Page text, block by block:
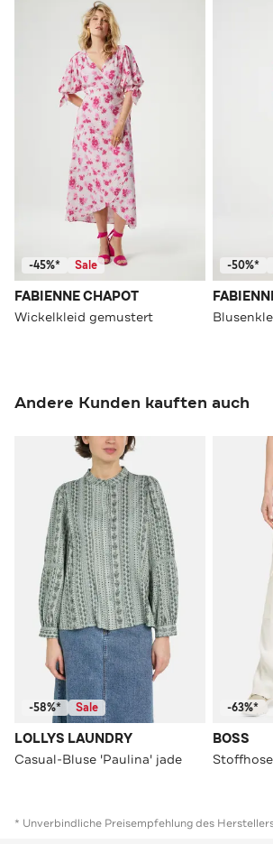
-45%* Sale
FABIENNE CHAPOT
Wickelkleid gemustert
-50%*
Andere Kunden kauften auch
-58%* Sale
LOLLYS LAUNDRY
Casual-Bluse 'Paulina' jade
-63%*
BOSS
* Unverbindliche Preisempfehlung des